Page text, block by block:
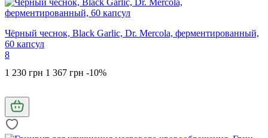
Чёрный чеснок, Black Garlic, Dr. Mercola, ферментированный,
60 капсул
8
1 230 грн 1 367 грн -10%